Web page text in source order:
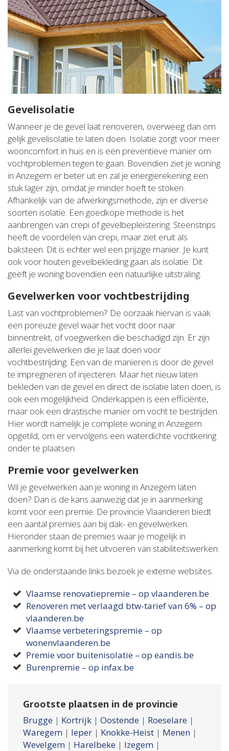
Gevelisolatie
Wanneer je de gevel laat renoveren, overweeg dan om
gelijk gevelisolatie te laten doen. Isolatie zorgt voor meer
wooncomfort in huis en is een preventieve manier om
vochtproblemen tegen te gaan. Bovendien ziet je woning
in Anzegem er beter uit en zal je energierekening een
stuk lager zijn, omdat je minder hoeft te stoken.
Afhankelijk van de afwerkingsmethode, zijn er diverse
soorten isolatie. Een goedkope methode is het
aanbrengen van crepi of gevelbepleistering. Steenstrips
heeft de voordelen van crepi, maar ziet eruit als
baksteen. Dit is echter wel een prijzige manier. Je kunt
ook voor houten gevelbekleding gaan als isolatie. Dit
geeft je woning bovendien een natuurlijke uitstraling.
Gevelwerken voor vochtbestrijding
Last van vochtproblemen? De oorzaak hiervan is vaak
een poreuze gevel waar het vocht door naar
binnentrekt, of voegwerken die beschadigd zijn. Er zijn
allerlei gevelwerken die je laat doen voor
vochtbestrijding. Een van de manieren is door de gevel
te impregneren of injecteren. Maar het nieuw laten
bekleden van de gevel en direct de isolatie laten doen, is
ook een mogelijkheid. Onderkappen is een efficiënte,
maar ook een drastische manier om vocht te bestrijden.
Hier wordt namelijk je complete woning in Anzegem
opgetild, om er vervolgens een waterdichte vochtkering
onder te plaatsen.
Premie voor gevelwerken
Wil je gevelwerken aan je woning in Anzegem laten
doen? Dan is de kans aanwezig dat je in aanmerking
komt voor een premie. De provincie Vlaanderen biedt
een aantal premies aan bij dak- en gevelwerken.
Hieronder staan de premies waar je mogelijk in
aanmerking komt bij het uitvoeren van stabiliteitswerken:
Via de onderstaande links bezoek je externe websites.
Vlaamse renovatiepremie – op vlaanderen.be
Renoveren met verlaagd btw-tarief van 6% – op
vlaanderen.be
Vlaamse verbeteringspremie – op
wonenvlaanderen.be
Premie voor buitenisolatie – op eandis.be
Burenpremie – op infax.be
Grootste plaatsen in de provincie
Brugge | Kortrijk | Oostende | Roeselare |
Waregem | Ieper | Knokke-Heist | Menen |
Wevelgem | Harelbeke | Izegem |